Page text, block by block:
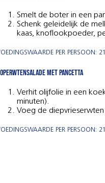
Smelt de boter in een
Schenk geleidelijk de
kaas, knoflookpoeder,
PER PERSOON:
met pancetta
Verhit olijfolie in een
minuten).
Voeg de
PER PERSOON: